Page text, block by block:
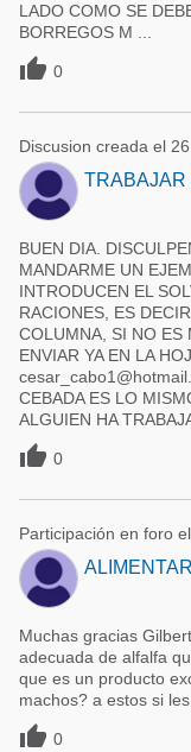
LADO COMO SE
BORREGOS M ...
 0
Discusion creada el
TRABAJAR
BUEN DIA.
MANDARME UN
INTRODUCEN EL
RACIONES, ES
COLUMNA, SI NO ES
ENVIAR YA EN LA
CEBADA ES LO
ALGUIEN HA
 0
Participación en foro
Muchas gracias
adecuada de alfalfa
que es un producto
machos? a estos si
 0